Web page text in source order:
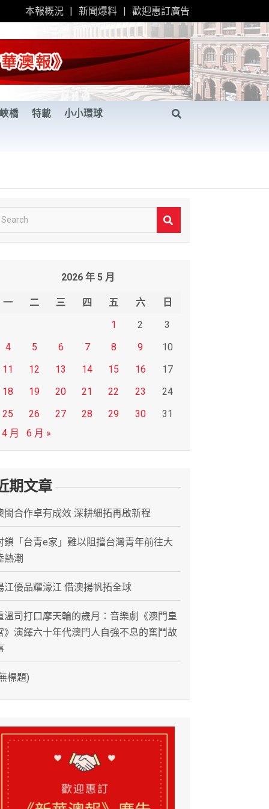
本報概況 新聞爆料 歡迎惠訂廣告
橋 特載 小小環球
2026 年 5 月
一 二 三 四 五 六
日
1
2
3
4
5 6 7 8 9
10
11
12 13 14 15 16
17
18
19 20 21 22 23
24
25
26 27 28 29 30
31
月
6 月 »
期文章
閩合作卓有成效 深耕細拓再啟新程
鎖「台青e家」難以阻擋台灣青年前往大
熱潮
江優品耀濠江 借澳揚帆拓全球
溫司打口摩天輪的歲月：音樂劇《澳門皇
》演繹六十年代澳門人自強不息的奮鬥故
標題)